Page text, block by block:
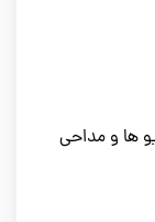
ها و مداحی